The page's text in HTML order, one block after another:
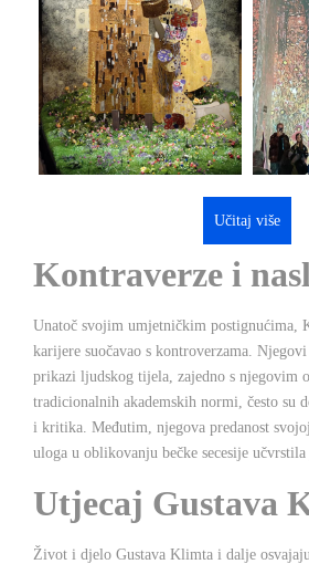
Učitaj više
Kontraverze i
Unatoč svojim umjetničkim postignućima,
karijere suočavao s kontroverzama.
prikazi ljudskog tijela, zajedno s njegovim
tradicionalnih akademskih normi, često su
i kritika. Međutim, njegova predanost
uloga u oblikovanju bečke secesije
Utjecaj Gustava
Život i djelo Gustava Klimta i dalje